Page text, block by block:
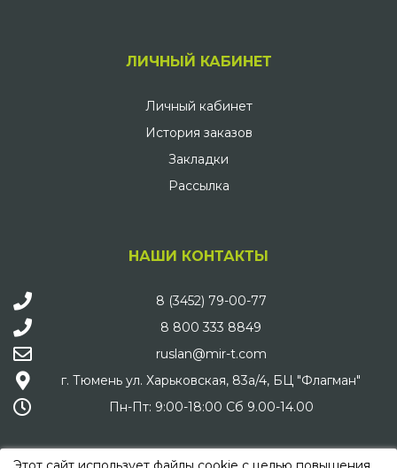
ЛИЧНЫЙ КАБИНЕТ
Личный кабинет
История заказов
Закладки
Рассылка
НАШИ КОНТАКТЫ
8 (3452) 79-00-77
8 800 333 8849
ruslan@mir-t.com
г. Тюмень ул. Харьковская, 83а/4, БЦ "Флагман"
Пн-Пт: 9:00-18:00 Сб 9.00-14.00